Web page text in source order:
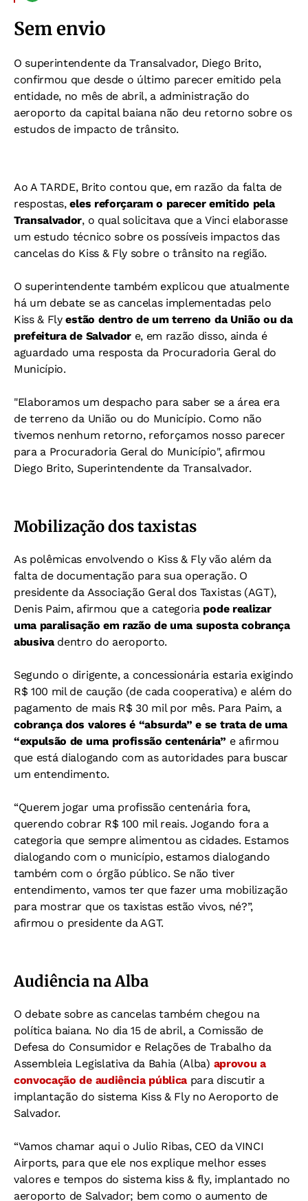
Sem envio
O superintendente da Transalvador, Diego Brito,
confirmou que desde o último parecer emitido pela
entidade, no mês de abril, a administração do
aeroporto da capital baiana não deu retorno sobre os
estudos de impacto de trânsito.
Ao A TARDE, Brito contou que, em razão da falta de
respostas,eles reforçaram o parecer emitido pela
Transalvador, o qual solicitava que a Vinci elaborasse
um estudo técnico sobre os possíveis impactos das
cancelas do Kiss & Fly sobre o trânsito na região.
O superintendente também explicou que atualmente
há um debate se as cancelas implementadas pelo
Kiss & Flyestão dentro de um terreno da União ou da
prefeitura de Salvadore, em razão disso, ainda é
aguardado uma resposta da Procuradoria Geral do
Município.
"Elaboramos um despacho para saber se a área era
de terreno da União ou do Município. Como não
tivemos nenhum retorno, reforçamos nosso parecer
para a Procuradoria Geral do Município", afirmou
Diego Brito, Superintendente da Transalvador.
Mobilização dos taxistas
As polêmicas envolvendo o Kiss & Fly vão além da
falta de documentação para sua operação. O
presidente da Associação Geral dos Taxistas (AGT),
Denis Paim, afirmou que a categoriapode realizar
uma paralisação em razão de uma suposta cobrança
abusivadentro do aeroporto.
Segundo o dirigente, a concessionária estaria exigindo
R$ 100 mil de caução (de cada cooperativa) e além do
pagamento de mais R$ 30 mil por mês. Para Paim, a
cobrança dos valores é “absurda” e se trata de uma
“expulsão de uma profissão centenária” e afirmou
que está dialogando com as autoridades para buscar
um entendimento.
“Querem jogar uma profissão centenária fora,
querendo cobrar R$ 100 mil reais. Jogando fora a
categoria que sempre alimentou as cidades. Estamos
dialogando com o município, estamos dialogando
também com o órgão público. Se não tiver
entendimento, vamos ter que fazer uma mobilização
para mostrar que os taxistas estão vivos, né?”,
afirmou o presidente da AGT.
Audiência na Alba
O debate sobre as cancelas também chegou na
política baiana. No dia 15 de abril, a Comissão de
Defesa do Consumidor e Relações de Trabalho da
Assembleia Legislativa da Bahia (Alba) aprovou a
convocação de audiência pública para discutir a
implantação do sistema Kiss & Fly no Aeroporto de
Salvador.
“Vamos chamar aqui o Julio Ribas, CEO da VINCI
Airports, para que ele nos explique melhor esses
valores e tempos do sistema kiss & fly, implantado no
aeroporto de Salvador; bem como o aumento de